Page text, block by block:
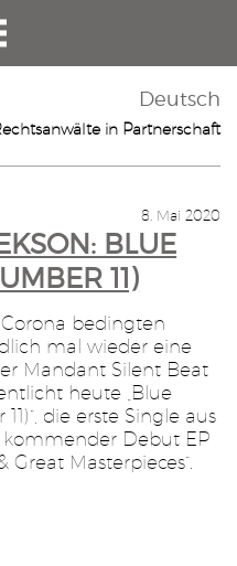
Deutsch
in Partnerschaft
8. Mai 2020
BLUE
11)
bedingten
mal wieder eine
Mandant Silent Beat
heute „Blue
die erste Single aus
kommender Debut EP
Great Masterpieces“.